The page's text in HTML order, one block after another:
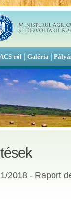
ról Galéria
2018 - Raport
1/2018 - Raport de